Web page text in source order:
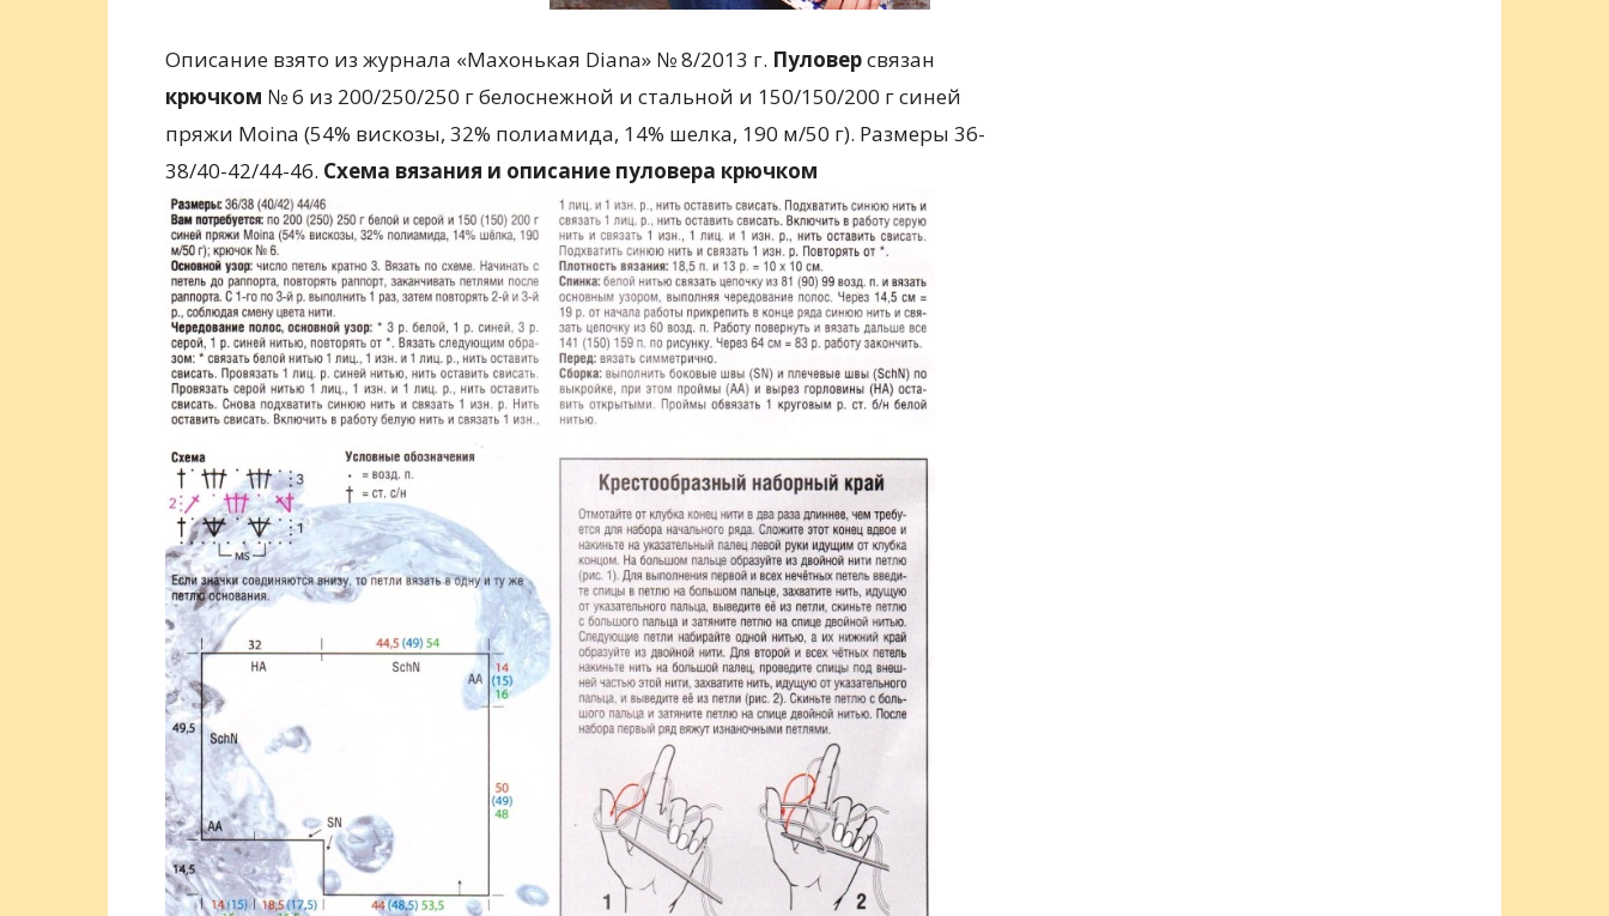
Описание взято из журнала «Махонькая Diana» № 8/2013 г. Пуловерсвязан
крючком № 6 из 200/250/250 г белоснежной и стальной и 150/150/200 г синей
пряжи Moina (54% вискозы, 32% полиамида, 14% шелка, 190 м/50 г). Размеры 36-
38/40-42/44-46. Схема вязания и описание пуловера крючком